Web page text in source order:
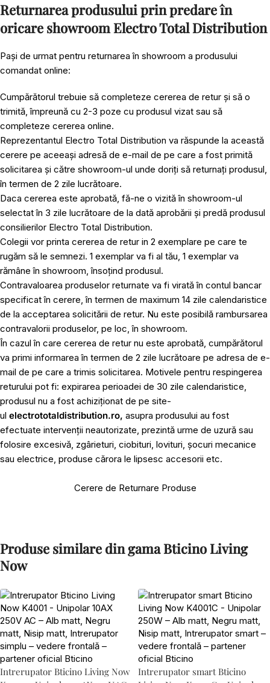
Returnarea produsului prin predare în
oricare showroom Electro Total Distribution
Pași de urmat pentru returnarea în showroom a produsului
comandat online:
Cumpărătorul trebuie să completeze cererea de retur și să o
trimită, împreună cu 2-3 poze cu produsul vizat sau să
completeze cererea online.
Reprezentantul Electro Total Distribution va răspunde la această
cerere pe aceeași adresă de e-mail de pe care a fost primită
solicitarea și către showroom-ul unde doriți să returnați produsul,
în termen de 2 zile lucrătoare.
Daca cererea este aprobată, fă-ne o vizită în showroom-ul
selectat în 3 zile lucrătoare de la dată aprobării și predă produsul
consilierilor Electro Total Distribution.
Colegii vor printa cererea de retur in 2 exemplare pe care te
rugăm să le semnezi. 1 exemplar va fi al tău, 1 exemplar va
rămâne în showroom, însoțind produsul.
Contravaloarea produselor returnate va fi virată în contul bancar
specificat în cerere, în termen de maximum 14 zile calendaristice
de la acceptarea solicitării de retur. Nu este posibilă rambursarea
contravalorii produselor, pe loc, în showroom.
În cazul în care cererea de retur nu este aprobată, cumpărătorul
va primi informarea în termen de 2 zile lucrătoare pe adresa de e-
mail de pe care a trimis solicitarea. Motivele pentru respingerea
returului pot fi: expirarea perioadei de 30 zile calendaristice,
produsul nu a fost achiziționat de pe site-
ul electrototaldistribution.ro, asupra produsului au fost
efectuate intervenții neautorizate, prezintă urme de uzură sau
folosire excesivă, zgârieturi, ciobituri, lovituri, șocuri mecanice
sau electrice, produse cărora le lipsesc accesorii etc.
Cerere de Returnare Produse
Produse similare din gama Bticino Living
Now
Intrerupator Bticino Living Now
Intrerupator smart Bticino